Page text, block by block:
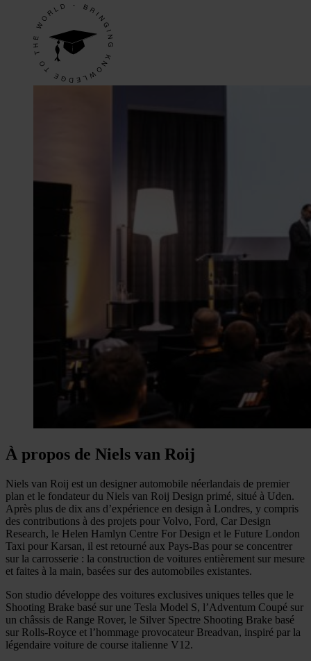
À propos de Niels van Roij
Niels van Roij est un designer automobile néerlandais de premier
plan et le fondateur du Niels van Roij Design primé, situé à Uden.
Après plus de dix ans d’expérience en design à Londres, y compris
des contributions à des projets pour Volvo, Ford, Car Design
Research, le Helen Hamlyn Centre For Design et le Future London
Taxi pour Karsan, il est retourné aux Pays-Bas pour se concentrer
sur la carrosserie : la construction de voitures entièrement sur mesure
et faites à la main, basées sur des automobiles existantes.
Son studio développe des voitures exclusives uniques telles que le
Shooting Brake basé sur une Tesla Model S, l’Adventum Coupé sur
un châssis de Range Rover, le Silver Spectre Shooting Brake basé
sur Rolls-Royce et l’hommage provocateur Breadvan, inspiré par la
légendaire voiture de course italienne V12.